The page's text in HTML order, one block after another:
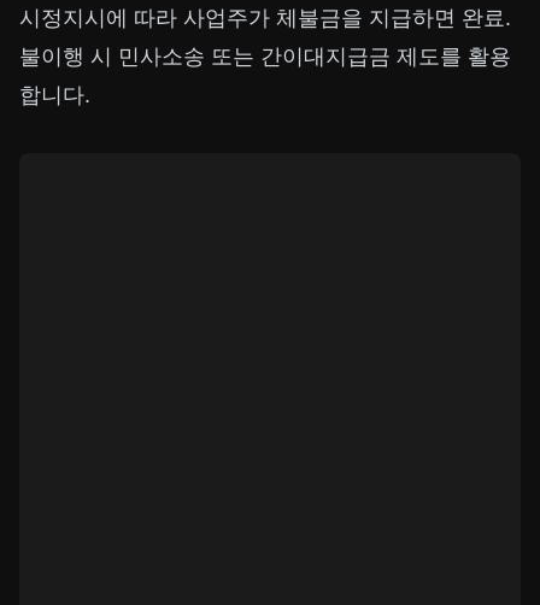
시정지시에 따라 사업주가 체불금을 지급하면 완료.
불이행 시 민사소송 또는 간이대지급금 제도를 활용
합니다.